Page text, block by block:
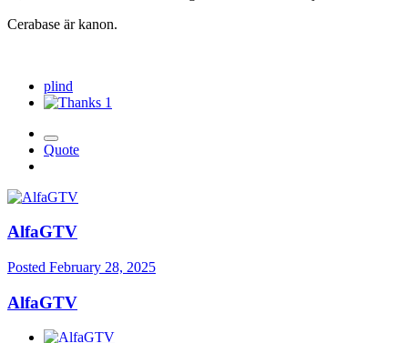
Cerabase är kanon.
plind
1
Quote
AlfaGTV
Posted February 28, 2025
AlfaGTV